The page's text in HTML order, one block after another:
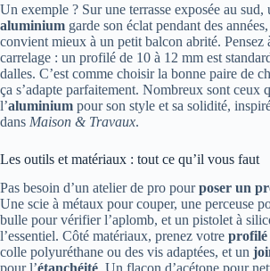
Un exemple ? Sur une terrasse exposée au sud,
aluminium garde son éclat pendant des
convient mieux à un petit balcon abrité. Pensez
carrelage : un profilé de 10 à 12 mm est
dalles. C’est comme choisir la bonne paire de
ça s’adapte parfaitement. Nombreux sont ceux
l’aluminium pour son style et sa solidité,
dans Maison & Travaux.
Les outils et matériaux : tout ce qu’il vous faut
Pas besoin d’un atelier de pro pourposer un
Une scie à métaux pour couper, une perceuse
bulle pour vérifier l’aplomb, et un pistolet à
l’essentiel. Côté matériaux, prenez votre profilé
colle polyuréthane ou des vis adaptées, et un